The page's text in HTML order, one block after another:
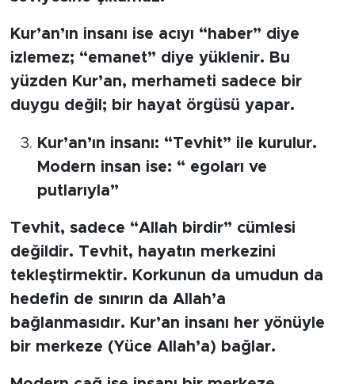
Kur’an’ın insanı ise acıyı “haber” diye
izlemez; “emanet” diye yüklenir. Bu
yüzden Kur’an, merhameti sadece bir
duygu değil; bir hayat örgüsü yapar.
Kur’an’ın insanı: “Tevhit” ile kurulur.
Modern insan ise: “ egoları ve
putlarıyla”
Tevhit, sadece “Allah birdir” cümlesi
değildir. Tevhit, hayatın merkezini
tekleştirmektir. Korkunun da umudun da
hedefin de sınırın da Allah’a
bağlanmasıdır. Kur’an insanı her yönüyle
bir merkeze (Yüce Allah’a) bağlar.